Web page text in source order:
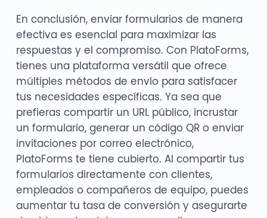
En conclusión, enviar formularios de manera
efectiva es esencial para maximizar las
respuestas y el compromiso. Con PlatoForms,
tienes una plataforma versátil que ofrece
múltiples métodos de envío para satisfacer
tus necesidades específicas. Ya sea que
prefieras compartir un URL público, incrustar
un formulario, generar un código QR o enviar
invitaciones por correo electrónico,
PlatoForms te tiene cubierto. Al compartir tus
formularios directamente con clientes,
empleados o compañeros de equipo, puedes
aumentar tu tasa de conversión y asegurarte